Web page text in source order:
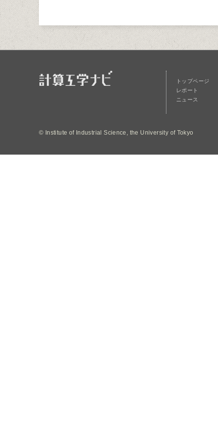
トップページ
レポート
ニュース
© Institute of Industrial Science, the University of Tokyo